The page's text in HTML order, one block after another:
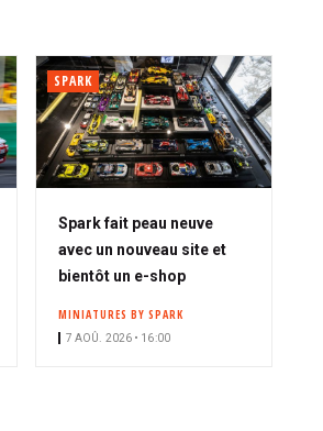
SPARK
Spark fait peau neuve
avec un nouveau site et
bientôt un e-shop
MINIATURES BY SPARK
7 AOÛ. 2026 • 16:00